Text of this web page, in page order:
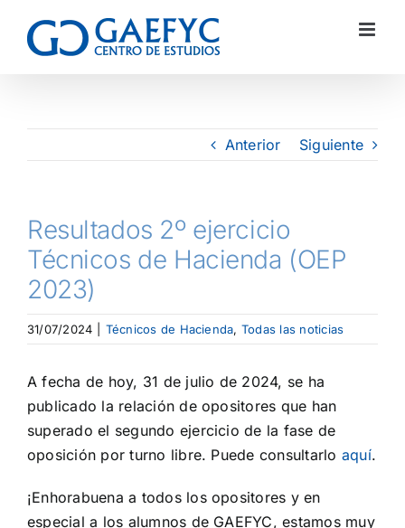
Anterior Siguiente
Resultados 2º ejercicio
Técnicos de Hacienda (OEP
2023)
31/07/2024 Técnicos de Hacienda, Todas las noticias
A fecha de hoy, 31 de julio de 2024, se ha
publicado la relación de opositores que han
superado el segundo ejercicio de la fase de
oposición por turno libre. Puede consultarlo aquí.
¡Enhorabuena a todos los opositores y en
especial a los alumnos de GAEFYC, estamos muy